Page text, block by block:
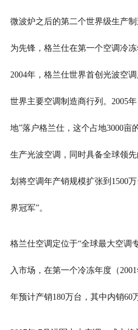
微波炉之后的第二个世界级生产
为先锋，格兰仕在第一个空调冷
2004年，格兰仕世界首创光波空
世界主要空调制造商行列。2005
地”落户格兰仕，这个占地3000亩
生产光波空调，同时具备全球领
划将空调年产销规模扩张到1500
界冠军”。
格兰仕空调定位于“全球最大空调
入市场，在第一个冷冻年度（
年预计产销180万台，其中内销60